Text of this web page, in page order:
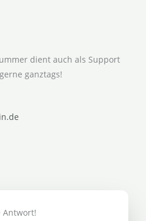
dient auch als Support
ganztags!
Antwort!